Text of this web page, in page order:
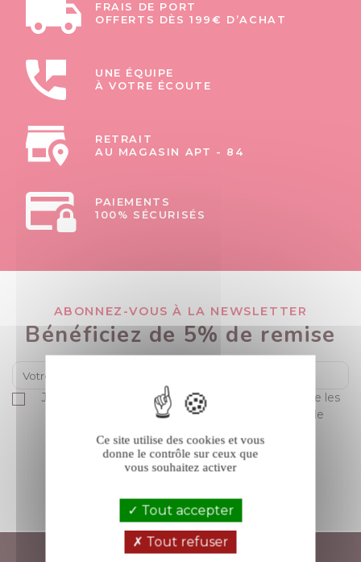
FRAIS DE PORT
OFFERTS DÈS 199€ D’ACHAT
UNE ÉQUIPE
À VOTRE ÉCOUTE
RETRAIT
AU MAGASIN APT - 84
PAIEMENTS
100% SÉCURISÉS
ABONNEZ-VOUS À LA NEWSLETTER
Bénéficiez de 5% de remise
Je suis majeur(e) et déclare accepter sans réserve les
conditions générales de vente et la politique de
S’ABONNER
Ce site utilise des cookies et vous
donne le contrôle sur ceux que
vous souhaitez activer
Tout accepter
Tout refuser